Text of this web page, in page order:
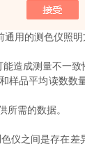
间存在显着的
的测色仪照明
成测量不一致
平均读数数
需的数据。
之间是存在差